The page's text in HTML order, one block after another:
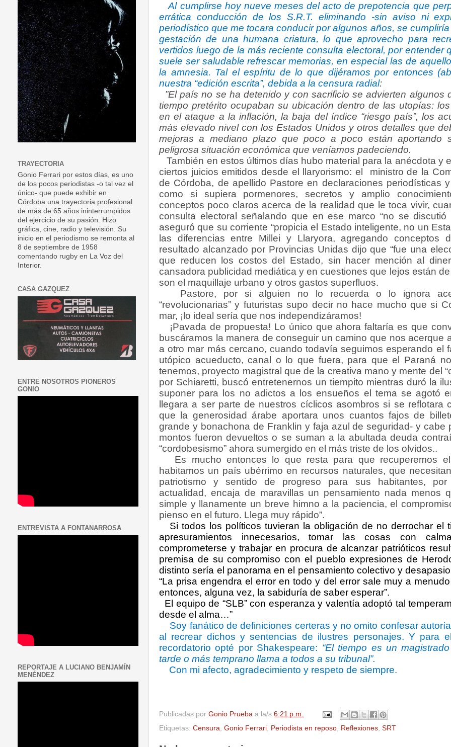
Al cumplirse hoy nueve meses del acto de prepotencia que
errática conducción de los S.R.T. eliminando -sin aviso ni
periodístico que me tocara conducir por algunos años, se
gestación de una humana criatura, lo que aprovecho para
vertidos luego de la más reciente consulta electoral, por entender
suele ser saludable refrescar memorias, en especial las de
la amnesia. Tal el espíritu de lo que dijéramos por entonces
nuestra “edición escrita”, debida a la censura radial:
”El país no se ha detenido y con sacrificio se advierten algunos
tiempo pretérito ocupaban su ubicación dentro de las utopías:
en el ataque a la inflación, la baja del índice “riesgo país”, los
más elevado nivel con los Estados Unidos y otros detalles que
mejoras a mediano plazo que poco a poco están aportando
peligrosa situación económica que veníamos padeciendo.
También en estos últimos días hubo material para la anécdota y
ciertos juicios emitidos desde el llaryorismo: el ministro de la
de Córdoba, de apellido Pastore en declaraciones periodísticas
como si supiera pormenores, secretos y amplio
conceptos poco claros acerca de la realidad que le toca vivir,
consulta electoral señalando que en ese marco “no se discutió
aseguró que su corriente “propicia el Estado inteligente, no un
las diferencias entre Millei y Llaryora, agregando conceptos
resultado alcanzado por Provincias Unidas dijo que “fue una
que reducen los costos del Estado, sin hacer mención al
cansadora publicidad mediática y en cuestiones que lejos están
son el maquillaje urbano y otros gastos superfluos.
Pastore, por si alguien no lo recuerda o lo ignora
“revolucionarias” y futuristas supo decir no hace mucho que si
mar, ¡lo ideal sería que nos independizáramos!
¡Pavada de propuesta! Lo único que ahora faltaría es que
buscáramos la manera de conseguir un camino que nos acerque
a otro mar más cercano, cuando todavía seguimos esperando el
utópico acueducto, canal o lo que fuera, para que el Paraná
tenemos, proyecto magistral que de la creativa mano y mente del
por Schiaretti, buscó entretenernos un tiempito mientras duró la
suponer para los no adictos a los ensueños el tema se agotó
llegara a ser parte de nuestros cíclicos asombros si se reflotara
que la generosidad árabe aportara unos cuantos fajos de
grande y bonachona de Franklin y faja azul de seguridad- y cabe
montos fueron devueltos o se suman a la abultada deuda
“cordobesismo” ahora sumergido en el más triste de los olvidos..
Es mucho entonces lo que resta para que recuperemos
habitamos un país ubérrimo en recursos naturales, que
patriotismo y sentido de progreso para sus habitantes,
actualidad, encaja de maravillas un pensamiento nada menos
simple y llanamente un breve himno a la paciencia, el
pienso en el futuro. Llega muy rápido”.
Si todos los políticos tuvieran la obligación de no derrochar el
apresuramientos innecesarios, tomar las cosas con
comprometerse y trabajar en procura de alcanzar patrióticos
premisa de su compromiso con el pueblo expresiones de
distinto sería el panorama en el pensamiento colectivo y
“La prisa engendra el error en todo y del error sale muy a
entonces, alguna vez, la sabiduría de saber esperar”.
El equipo de “SLB”con esperanza y valentía adoptó tal
desde el alma…”
Soy fanático de definiciones certeras y no omito confesar
al recrear dichos y sentencias de ilustres personajes. Y para
recordatorio opté por Shakespeare: “El tiempo es un
tarde o más temprano llama a todos a su tribunal”.
Con mi afecto, agradecimiento y respeto de siempre.
Publicadas por Gonio Prueba a la/s 6:21 p.m.
Etiquetas: Censura Gonio Ferrari Periodista en reposo Reflexiones SRT
TRAYECTORIA
Gonio Ferrari por estos días, es uno
de los pocos periodistas -o tal vez el
único- que puede exhibir en
Córdoba una trayectoria profesional
de más de 65 años ininterrumpidos
del ejercicio de su pasión. Hizo
gráfica, cine, radio y televisión. Su
inicio en el periodismo se remonta al
8 de septiembre de 1958
comentando rugby en La Voz del
Interior.
CASA GAZQUEZ
ENTRE NOSOTROS PIONEROS
GONIO
ENTREVISTA A FONTANARROSA
REPORTAJE A LUCIANO BENJAMÍN
MENÉNDEZ